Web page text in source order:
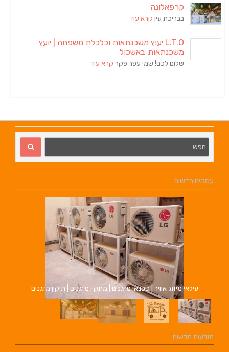
קרפאלונה
בבריכת עין קרא עוד
L.T.O יעוץ משכנתאות וכלכלת משפחה | יועץ
משכנתאות באשכול
שלום לכם! שמי עפר פקר קרא עוד
עסקים חדשים
עילאי מיזוג אוויר | טכנאי מזגנים | מתקין מזגנים | תיקון מזגנים
מודעות חדשות